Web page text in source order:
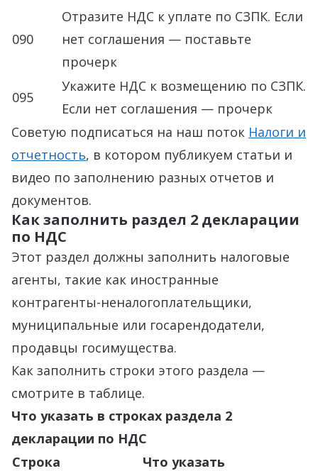
090
Отразите НДС к уплате по СЗПК. Если
нет соглашения — поставьте
прочерк
095
Укажите НДС к возмещению по СЗПК.
Если нет соглашения — прочерк
Советую подписаться на наш поток Налоги и
отчетность, в котором публикуем статьи и
видео по заполнению разных отчетов и
документов.
Как заполнить раздел 2 декларации
по НДС
Этот раздел должны заполнить налоговые
агенты, такие как иностранные
контрагенты-неналогоплательщики,
муниципальные или госарендодатели,
продавцы госимущества.
Как заполнить строки этого раздела —
смотрите в таблице.
Что указать в строках раздела 2
декларации по НДС
Строка
Что указать